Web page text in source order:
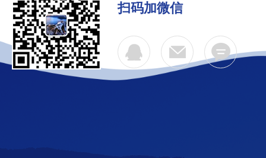
扫码加微信